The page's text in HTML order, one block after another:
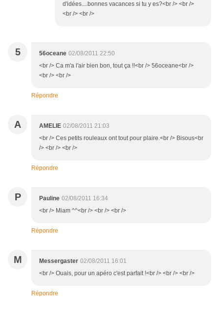
d'idées....bonnes vacances si tu y es?<br /> <br />
<br /> <br />
5 56oceane 02/08/2011 22:50
<br /> Ca m'a l'air bien bon, tout ça !!<br /> 56oceane<br />
<br /> <br />
Répondre
A AMELIE 02/08/2011 21:03
<br /> Ces petits rouleaux ont tout pour plaire.<br /> Bisous<br
/> <br /> <br />
Répondre
P Pauline 02/08/2011 16:34
<br /> Miam ^^<br /> <br /> <br />
Répondre
M Messergaster 02/08/2011 16:01
<br /> Ouais, pour un apéro c'est parfait !<br /> <br /> <br />
Répondre